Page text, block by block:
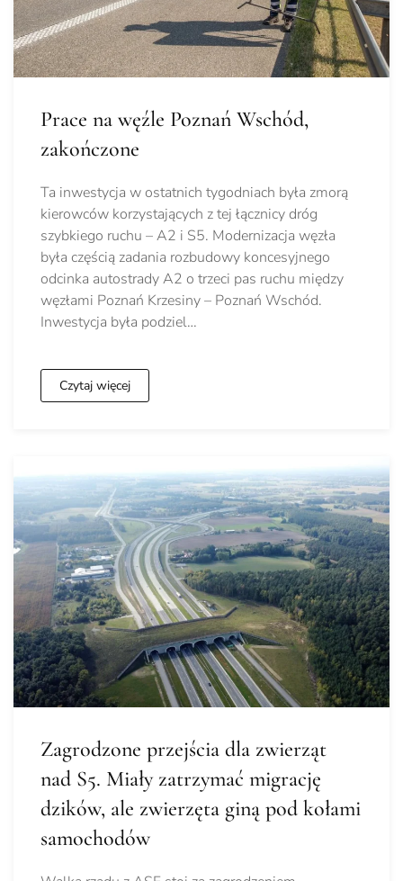
Prace na węźle Poznań Wschód,
zakończone
Ta inwestycja w ostatnich tygodniach była zmorą
kierowców korzystających z tej łącznicy dróg
szybkiego ruchu – A2 i S5. Modernizacja węzła
była częścią zadania rozbudowy koncesyjnego
odcinka autostrady A2 o trzeci pas ruchu między
węzłami Poznań Krzesiny – Poznań Wschód.
Inwestycja była podziel…
Czytaj więcej
Zagrodzone przejścia dla zwierząt
nad S5. Miały zatrzymać migrację
dzików, ale zwierzęta giną pod kołami
samochodów